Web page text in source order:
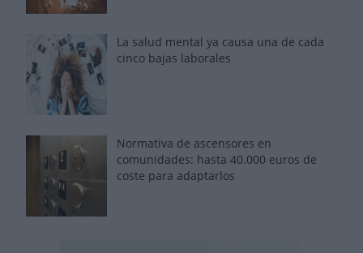
La salud mental ya causa una de cada
cinco bajas laborales
Normativa de ascensores en
comunidades: hasta 40.000 euros de
coste para adaptarlos